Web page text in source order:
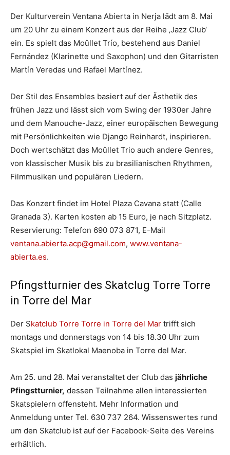
Der Kulturverein Ventana Abierta in Nerja lädt am 8. Mai
um 20 Uhr zu einem Konzert aus der Reihe ‚Jazz Club‘
ein. Es spielt das Moûllet Trío, bestehend aus Daniel
Fernández (Klarinette und Saxophon) und den Gitarristen
Martín Veredas und Rafael Martínez.
Der Stil des Ensembles basiert auf der Ästhetik des
frühen Jazz und lässt sich vom Swing der 1930er Jahre
und dem Manouche-Jazz, einer europäischen Bewegung
mit Persönlichkeiten wie Django Reinhardt, inspirieren.
Doch wertschätzt das Moûllet Trio auch andere Genres,
von klassischer Musik bis zu brasilianischen Rhythmen,
Filmmusiken und populären Liedern.
Das Konzert findet im Hotel Plaza Cavana statt (Calle
Granada 3). Karten kosten ab 15 Euro, je nach Sitzplatz.
Reservierung: Telefon 690 073 871, E-Mail
ventana.abierta.acp@gmail.com, www.ventana-
abierta.es.
Pfingstturnier des Skatclug Torre Torre
in Torre del Mar
Der Skatclub Torre Torre in Torre del Mar trifft sich
montags und donnerstags von 14 bis 18.30 Uhr zum
Skatspiel im Skatlokal Maenoba in Torre del Mar.
Am 25. und 28. Mai veranstaltet der Club das jährliche
Pfingstturnier, dessen Teilnahme allen interessierten
Skatspielern offensteht. Mehr Information und
Anmeldung unter Tel. 630 737 264. Wissenswertes rund
um den Skatclub ist auf der Facebook-Seite des Vereins
erhältlich.